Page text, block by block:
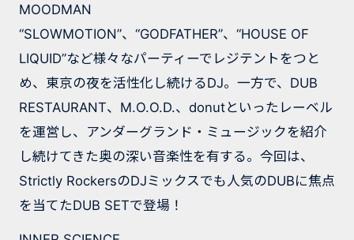
MOODMAN
“SLOWMOTION”、“GODFATHER”、“HOUSE OF
LIQUID”など様々なパーティーでレジテントをつと
め、東京の夜を活性化し続けるDJ。一方で、DUB
RESTAURANT、M.O.O.D.、donutといったレーベル
を運営し、アンダーグランド・ミュージックを紹介
し続けてきた奥の深い音楽性を有する。今回は、
Strictly RockersのDJミックスでも人気のDUBに焦点
を当てたDUB SETで登場！